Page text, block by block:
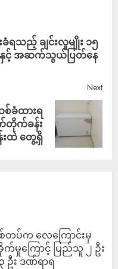
ရသည့် ချင်းလူမျိုး ၁၅
းနှင့် အဆက်သွယ်ပြတ်နေ
Next
စ်ခံထားရ
တိုက်ခန်း
းထဲ တွေ့ရှိ
တပ်က လေကြောင်းမှ
မှုကြောင့် ပြည်သူ ၂ ဦး
ဦး ဒဏ်ရာရ